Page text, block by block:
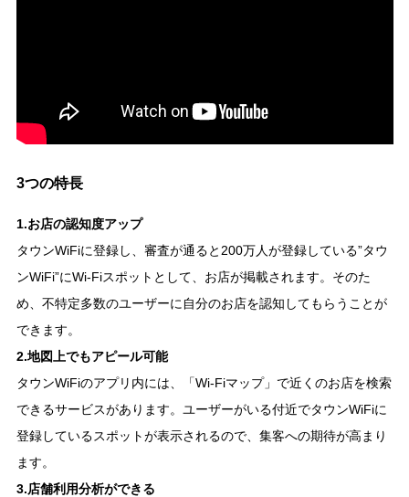
3つの特長
1.お店の認知度アップ
タウンWiFiに登録し、審査が通ると200万人が登録している”タウ
ンWiFi”にWi-Fiスポットとして、お店が掲載されます。そのた
め、不特定多数のユーザーに自分のお店を認知してもらうことが
できます。
2.地図上でもアピール可能
タウンWiFiのアプリ内には、「Wi-Fiマップ」で近くのお店を検索
できるサービスがあります。ユーザーがいる付近でタウンWiFiに
登録しているスポットが表示されるので、集客への期待が高まり
ます。
3.店舗利用分析ができる